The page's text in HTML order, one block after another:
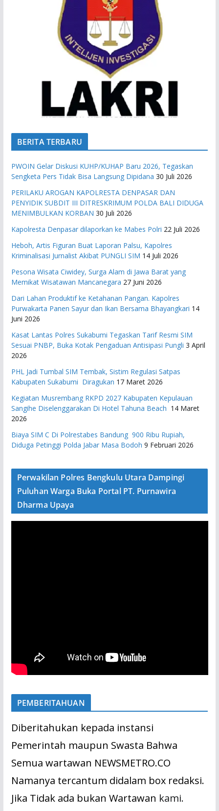
BERITA TERBARU
PWOIN Gelar Diskusi KUHP/KUHAP Baru 2026, Tegaskan
Sengketa Pers Tidak Bisa Langsung Dipidana 30 Juli 2026
PERILAKU AROGAN KAPOLRESTA DENPASAR DAN
PENYIDIK SUBDIT III DITRESKRIMUM POLDA BALI DIDUGA
MENIMBULKAN KORBAN 30 Juli 2026
Kapolresta Denpasar dilaporkan ke Mabes Polri 22 Juli 2026
Heboh, Artis Figuran Buat Laporan Palsu, Kapolres
Kriminalisasi Jurnalist Akibat PUNGLI SIM 14 Juli 2026
Pesona Wisata Ciwidey, Surga Alam di Jawa Barat yang
Memikat Wisatawan Mancanegara 27 Juni 2026
Dari Lahan Produktif ke Ketahanan Pangan. Kapolres
Purwakarta Panen Sayur dan Ikan Bersama Bhayangkari 14
Juni 2026
Kasat Lantas Polres Sukabumi Tegaskan Tarif Resmi SIM
Sesuai PNBP, Buka Kotak Pengaduan Antisipasi Pungli 3 April
2026
PHL Jadi Tumbal SIM Tembak, Sistim Regulasi Satpas
Kabupaten Sukabumi Diragukan 17 Maret 2026
Kegiatan Musrembang RKPD 2027 ​Kabupaten Kepulauan
Sangihe Diselenggarakan Di Hotel Tahuna Beach 14 Maret
2026
Biaya SIM C Di Polrestabes Bandung 900 Ribu Rupiah,
Diduga Petinggi Polda Jabar Masa Bodoh 9 Februari 2026
Perwakilan Polres Bengkulu Utara Dampingi
Puluhan Warga Buka Portal PT. Purnawira
Dharma Upaya
PEMBERITAHUAN
Diberitahukan kepada instansi
Pemerintah maupun Swasta Bahwa
Semua wartawan NEWSMETRO.CO
Namanya tercantum didalam box redaksi.
Jika Tidak ada bukan Wartawan kami.